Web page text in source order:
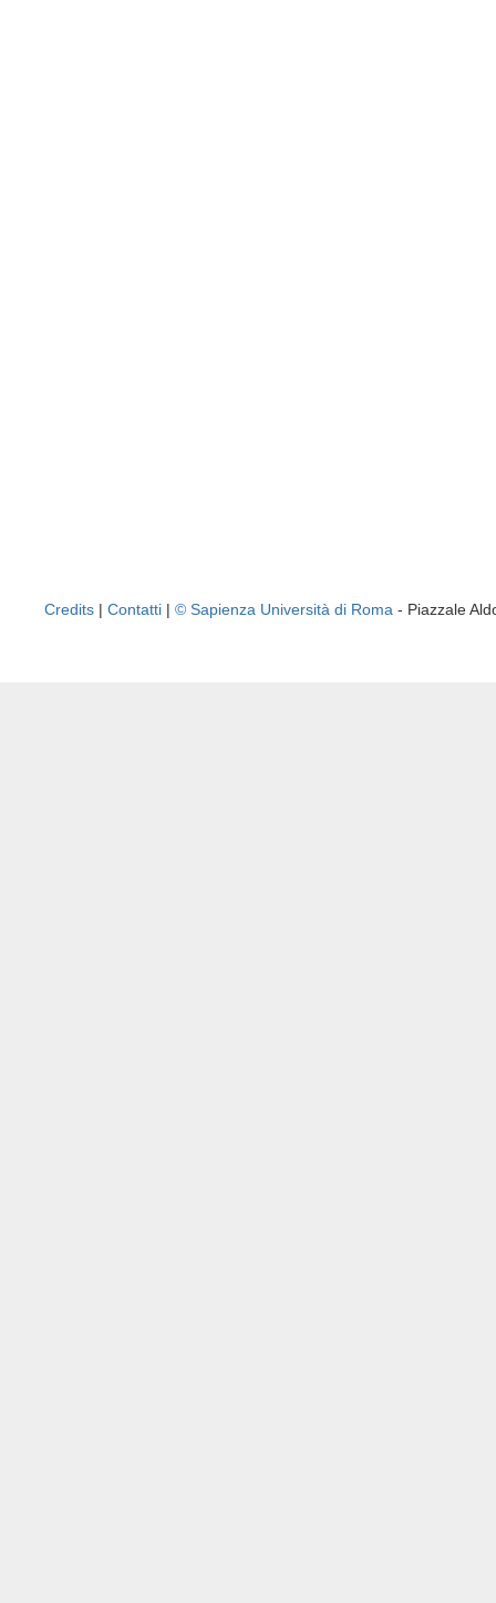
Credits | Contatti | © Sapienza Università di Roma - Piazzale